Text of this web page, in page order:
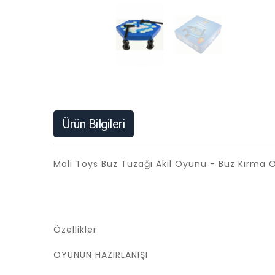
Ürün Bilgileri
Moli Toys Buz Tuzağı Akıl Oyunu - Buz Kırma
Özellikler
OYUNUN HAZIRLANIŞI